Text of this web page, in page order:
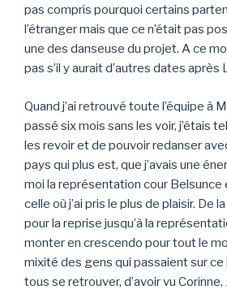
pas compris pourquoi certains
l’étranger mais que ce n’était pas
une des danseuse du projet. A ce
pas s’il y aurait d’autres dates après
Quand j’ai retrouvé toute l’équipe à
passé six mois sans les voir, j’étais
les revoir et de pouvoir redanser
pays qui plus est, que j’avais une
moi la représentation cour Belsunce
celle où j’ai pris le plus de plaisir. De
pour la reprise jusqu’à la
monter en crescendo pour tout le
mixité des gens qui passaient sur ce
tous se retrouver, d’avoir vu